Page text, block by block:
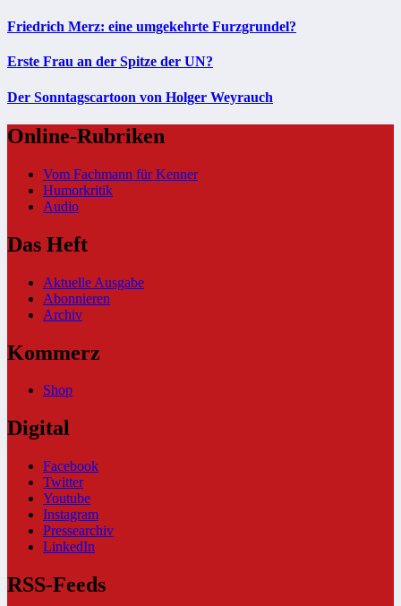
Friedrich Merz: eine umgekehrte Furzgrundel?
Erste Frau an der Spitze der UN?
Der Sonntagscartoon von Holger Weyrauch
Online-Rubriken
Vom Fachmann für Kenner
Humorkritik
Audio
Das Heft
Aktuelle Ausgabe
Abonnieren
Archiv
Kommerz
Shop
Digital
Facebook
Twitter
Youtube
Instagram
Pressearchiv
LinkedIn
RSS-Feeds